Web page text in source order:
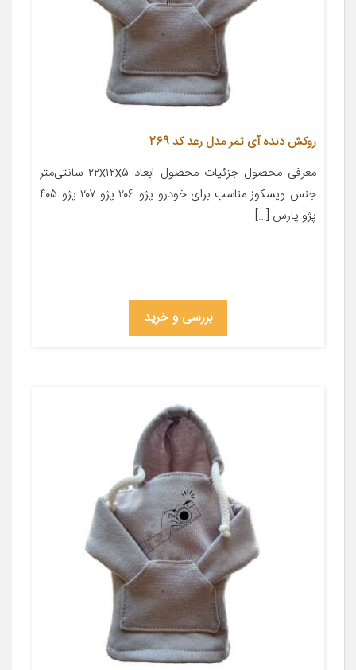
روکش دنده آی تمر مدل رعد کد 269
معرفی محصول جزئیات محصول ابعاد ۲۲x۱۲x۵ سانتی‌متر
جنس ویسکوز مناسب برای خودرو پژو ۲۰۶ پژو ۲۰۷ پژو ۴۰۵
پژو پارس […]
بررسی و خرید